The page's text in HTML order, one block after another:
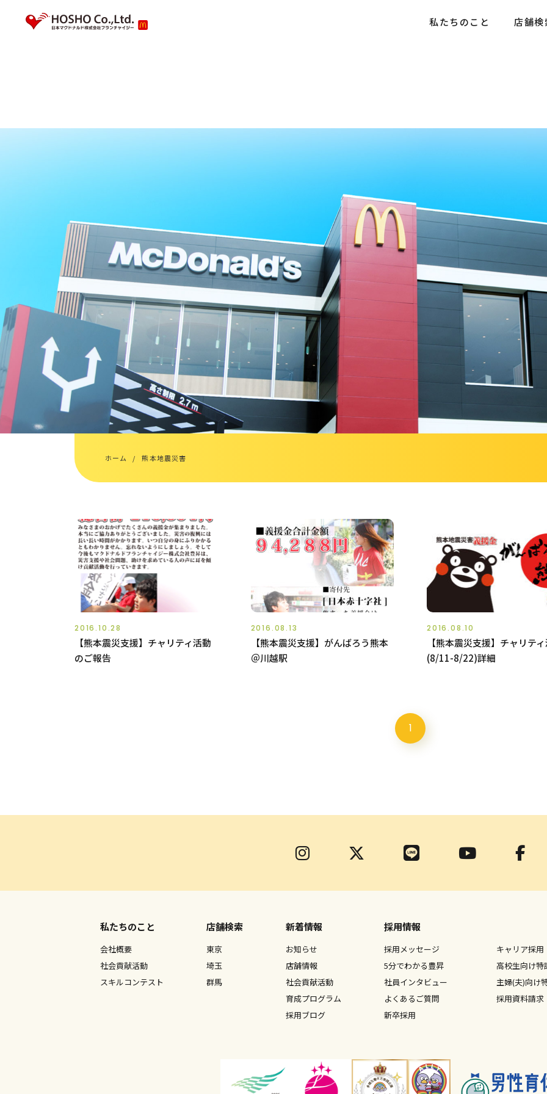
私たちのこと 店舗検
新卒採用エントリー キャリア採用エントリ
ホーム 熊本地震災害
2016.10.28
【熊本震災支援】チャリティ活動
のご報告
2016.08.13
【熊本震災支援】がんばろう熊本
＠川越駅
2016.08.10
【熊本震災支援】チャリテ
(8/11-8/22)詳細
1
私たちのこと
会社概要
社会貢献活動
スキルコンテスト
店舗検索
東京
埼玉
群馬
新着情報
お知らせ
店舗情報
社会貢献活動
育成プログラム
採用ブログ
採用情報
採用メッセージ
5分でわかる豊昇
社員インタビュー
よくあるご質問
新卒採用
キャリア採用
高校生向け特
主婦(夫)向け
採用資料請求